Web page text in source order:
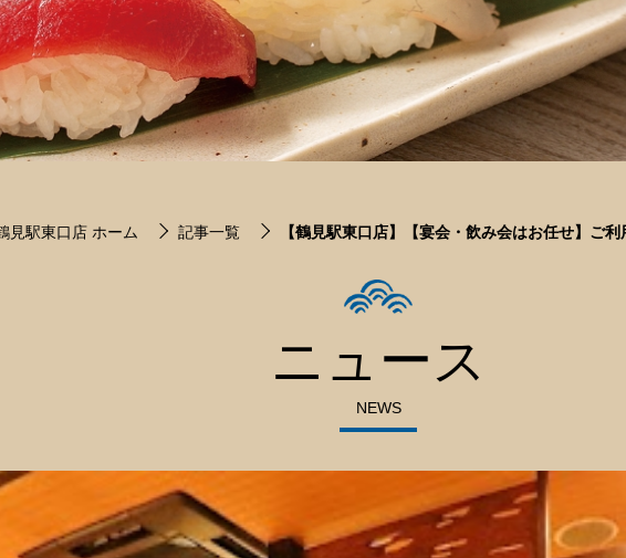
見駅東口店 ホーム 記事一覧 【鶴見駅東口店】【宴会・飲み会はお任せ】ご
ニュース
NEWS